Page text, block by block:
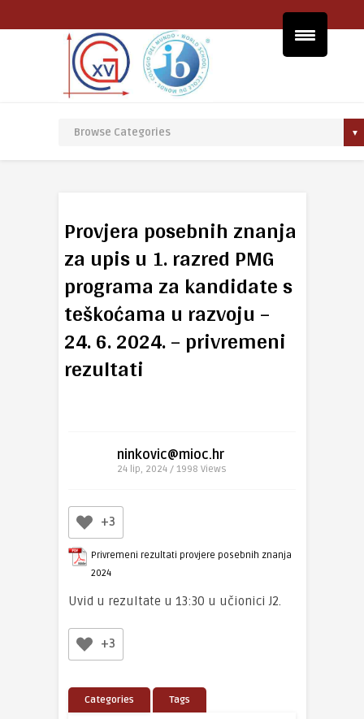
Provjera posebnih znanja
za upis u 1. razred PMG
programa za kandidate s
teškoćama u razvoju –
24. 6. 2024. – privremeni
rezultati
ninkovic@mioc.hr
24 lip, 2024 / 1998 Views
+3
Privremeni rezultati provjere posebnih znanja
2024
Uvid u rezultate u 13:30 u učionici J2.
+3
Categories Tags